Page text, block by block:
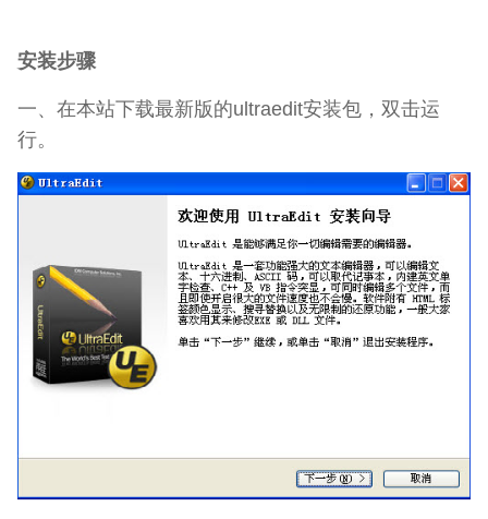
安装步骤
一、在本站下载最新版的ultraedit安装包，双击运
行。